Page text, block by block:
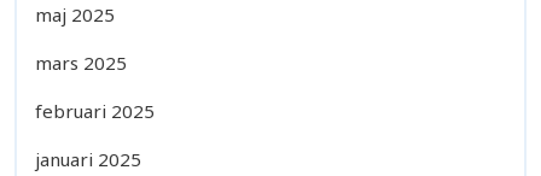
maj 2025
mars 2025
februari 2025
januari 2025